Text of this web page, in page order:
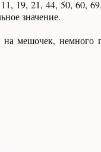
19, 21, 44, 50, 60,
значение.
на мешочек, немного